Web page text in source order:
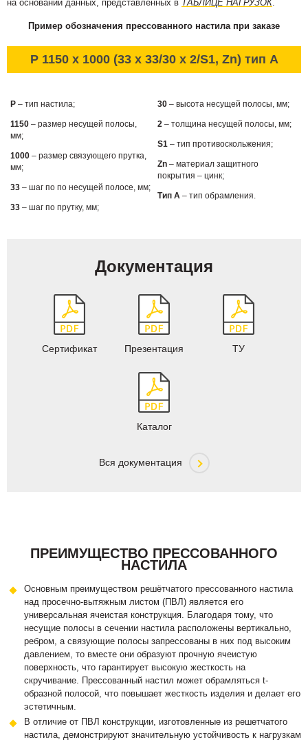
на основании данных, представленных в ТАБЛИЦЕ НАГРУЗОК.
Пример обозначения прессованного настила при заказе
P 1150 x 1000 (33 x 33/30 x 2/S1, Zn) тип А
P – тип настила;
1150 – размер несущей полосы,
мм;
1000 – размер связующего прутка,
мм;
33 – шаг по по несущей полосе, мм;
33 – шаг по прутку, мм;
30 – высота несущей полосы, мм;
2 – толщина несущей полосы, мм;
S1 – тип противоскольжения;
Zn – материал защитного
покрытия – цинк;
Тип А – тип обрамления.
Документация
Сертификат Презентация ТУ
Каталог
Вся документация
ПРЕИМУЩЕСТВО ПРЕССОВАННОГО
НАСТИЛА
Основным преимуществом решётчатого прессованного настила
над просечно-вытяжным листом (ПВЛ) является его
универсальная ячеистая конструкция. Благодаря тому, что
несущие полосы в сечении настила расположены вертикально,
ребром, а связующие полосы запрессованы в них под высоким
давлением, то вместе они образуют прочную ячеистую
поверхность, что гарантирует высокую жесткость на
скручивание. Прессованный настил может обрамляться t-
образной полосой, что повышает жесткость изделия и делает его
эстетичным.
В отличие от ПВЛ конструкции, изготовленные из решетчатого
настила, демонстрируют значительную устойчивость к нагрузкам